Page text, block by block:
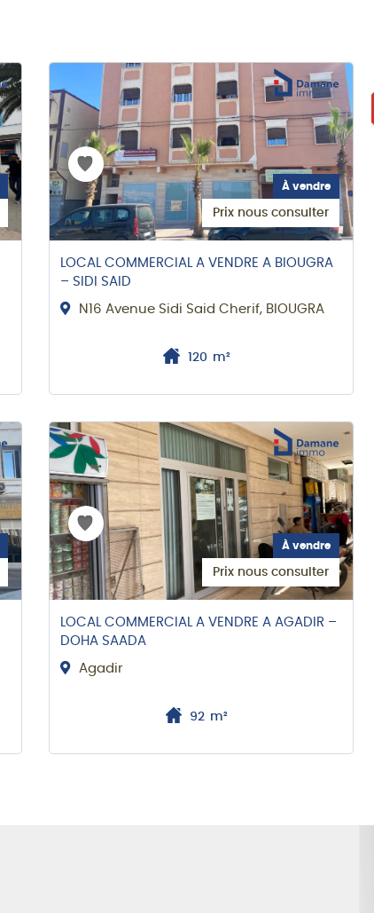
À vendre
Prix nous consulter
LOCAL COMMERCIAL A VENDRE A BIOUGRA
– SIDI SAID
N16 Avenue Sidi Said Cherif, BIOUGRA
120 m²
À vendre
Prix nous consulter
LOCAL COMMERCIAL A VENDRE A AGADIR –
DOHA SAADA
Agadir
92 m²